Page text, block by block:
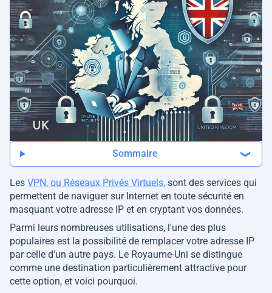
Sommaire
Les VPN, ou Réseaux Privés Virtuels, sont des services qui
permettent de naviguer sur Internet en toute sécurité en
masquant votre adresse IP et en cryptant vos données.
Parmi leurs nombreuses utilisations, l'une des plus
populaires est la possibilité de remplacer votre adresse IP
par celle d'un autre pays. Le Royaume-Uni se distingue
comme une destination particulièrement attractive pour
cette option, et voici pourquoi.